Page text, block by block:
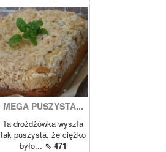
MEGA PUSZYSTA...
Ta drożdżówka wyszła
tak puszysta, że ciężko
było... ⇖ 471